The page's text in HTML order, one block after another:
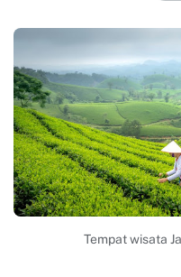
Tempat wisata